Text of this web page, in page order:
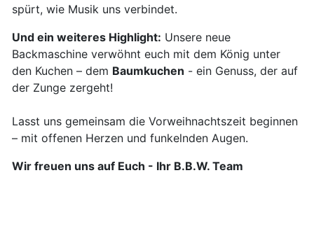
spürt, wie Musik uns verbindet.
Und ein weiteres Highlight: Unsere neue
Backmaschine verwöhnt euch mit dem König unter
den Kuchen – dem Baumkuchen - ein Genuss, der auf
der Zunge zergeht!
Lasst uns gemeinsam die Vorweihnachtszeit beginnen
– mit offenen Herzen und funkelnden Augen.
Wir freuen uns auf Euch - Ihr B.B.W. Team